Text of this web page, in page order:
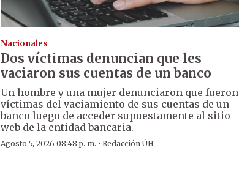
Nacionales
Dos víctimas denuncian que les
vaciaron sus cuentas de un banco
Un hombre y una mujer denunciaron que fueron
víctimas del vaciamiento de sus cuentas de un
banco luego de acceder supuestamente al sitio
web de la entidad bancaria.
Agosto 5, 2026 08:48 p. m. ·Redacción ÚH